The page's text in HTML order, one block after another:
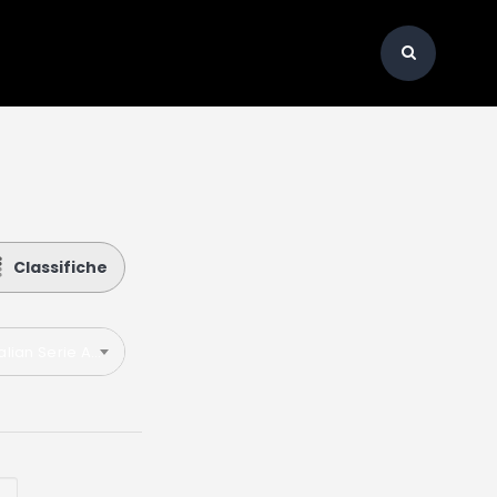
Classifiche
Italian Serie A 2024-2025